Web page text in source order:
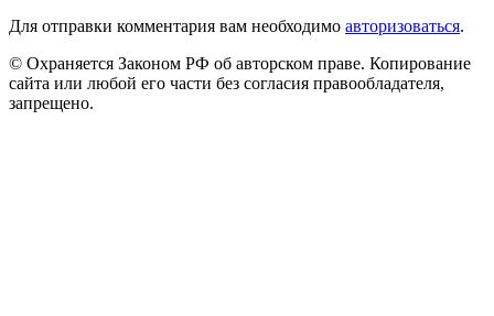
Для отправки комментария вам необходимо авторизоваться.
© Охраняется Законом РФ об авторском праве. Копирование
сайта или любой его части без согласия правообладателя,
запрещено.